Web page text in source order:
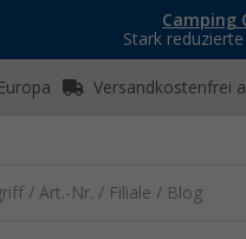
Camping
Stark
Versandkostenfrei